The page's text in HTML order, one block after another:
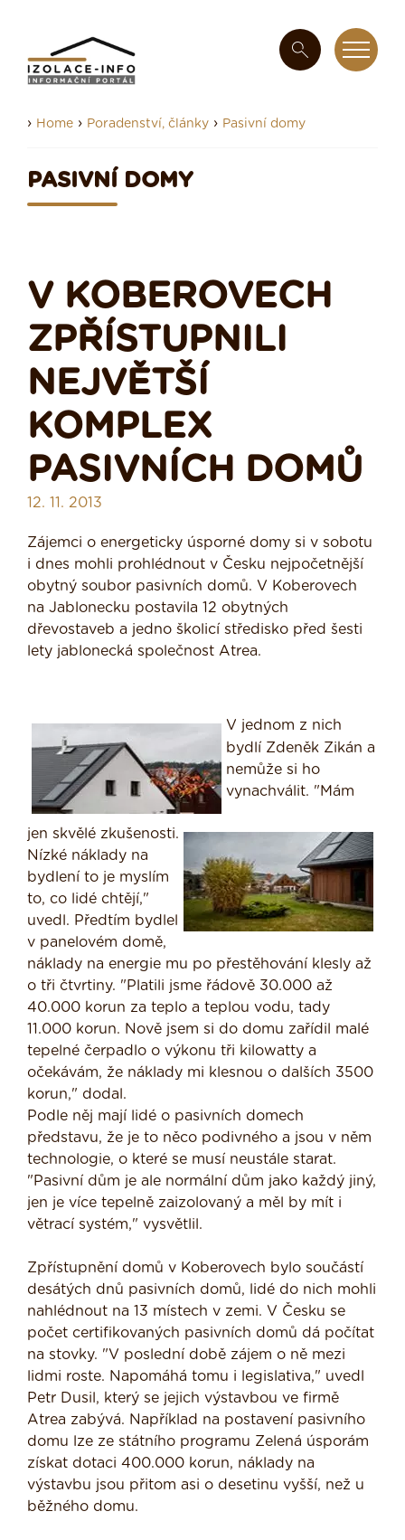
› Home › Poradenství, články › Pasivní domy
PASIVNÍ DOMY
V KOBEROVECH
ZPŘÍSTUPNILI
NEJVĚTŠÍ
KOMPLEX
PASIVNÍCH DOMŮ
12. 11. 2013
Zájemci o energeticky úsporné domy si v sobotu
i dnes mohli prohlédnout v Česku nejpočetnější
obytný soubor pasivních domů. V Koberovech
na Jablonecku postavila 12 obytných
dřevostaveb a jedno školicí středisko před šesti
lety jablonecká společnost Atrea.
V jednom z nich
bydlí Zdeněk Zikán a
nemůže si ho
vynachválit. "Mám
jen skvělé zkušenosti.
Nízké náklady na
bydlení to je myslím
to, co lidé chtějí,"
uvedl. Předtím bydlel
v panelovém domě,
náklady na energie mu po přestěhování klesly až
o tři čtvrtiny. "Platili jsme řádově 30.000 až
40.000 korun za teplo a teplou vodu, tady
11.000 korun. Nově jsem si do domu zařídil malé
tepelné čerpadlo o výkonu tři kilowatty a
očekávám, že náklady mi klesnou o dalších 3500
korun," dodal.
Podle něj mají lidé o pasivních domech
představu, že je to něco podivného a jsou v něm
technologie, o které se musí neustále starat.
"Pasivní dům je ale normální dům jako každý jiný,
jen je více tepelně zaizolovaný a měl by mít i
větrací systém," vysvětlil.
Zpřístupnění domů v Koberovech bylo součástí
desátých dnů pasivních domů, lidé do nich mohli
nahlédnout na 13 místech v zemi. V Česku se
počet certifikovaných pasivních domů dá počítat
na stovky. "V poslední době zájem o ně mezi
lidmi roste. Napomáhá tomu i legislativa," uvedl
Petr Dusil, který se jejich výstavbou ve firmě
Atrea zabývá. Například na postavení pasivního
domu lze ze státního programu Zelená úsporám
získat dotaci 400.000 korun, náklady na
výstavbu jsou přitom asi o desetinu vyšší, než u
běžného domu.